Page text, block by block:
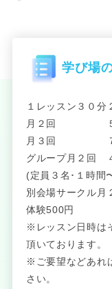
学び場
１レッスン３０分
月２回 ５０
月３回 ７０
グループ月２回
(定員３名･１時間
別会場サークル月
体験500円
※レッスン日時は
頂いております。
※ご要望などあれ
さい。